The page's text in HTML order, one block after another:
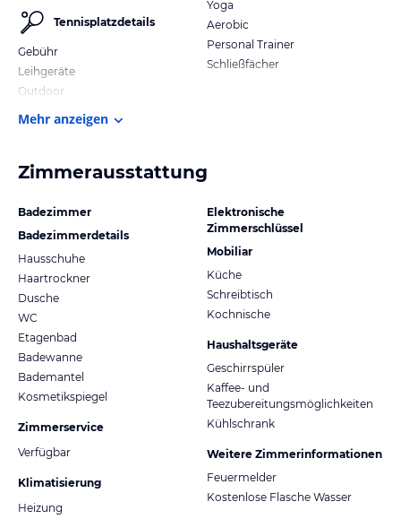
Tennisplatzdetails
Gebühr
Leihgeräte
Outdoor
Yoga
Aerobic
Personal Trainer
Schließfächer
Mehr anzeigen
Zimmerausstattung
Badezimmer
Badezimmerdetails
Hausschuhe
Haartrockner
Dusche
WC
Etagenbad
Badewanne
Bademantel
Kosmetikspiegel
Zimmerservice
Verfügbar
Klimatisierung
Heizung
Elektronische
Zimmerschlüssel
Mobiliar
Küche
Schreibtisch
Kochnische
Haushaltsgeräte
Geschirrspüler
Kaffee- und
Teezubereitungsmöglichkeiten
Kühlschrank
Weitere Zimmerinformationen
Feuermelder
Kostenlose Flasche Wasser